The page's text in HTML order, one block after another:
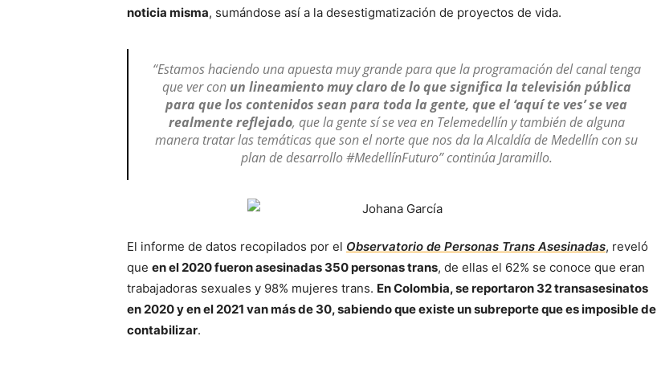
noticia misma, sumándose así a la desestigmatización de proyectos de vida.
“Estamos haciendo una apuesta muy grande para que la programación del canal tenga
que ver con un lineamiento muy claro de lo que significa la televisión pública
para que los contenidos sean para toda la gente, que el ‘aquí te ves’ se vea
realmente reflejado, que la gente sí se vea en Telemedellín y también de alguna
manera tratar las temáticas que son el norte que nos da la Alcaldía de Medellín con su
plan de desarrollo #MedellínFuturo” continúa Jaramillo.
El informe de datos recopilados por el Observatorio de Personas Trans Asesinadas, reveló
que en el 2020 fueron asesinadas 350 personas trans, de ellas el 62% se conoce que eran
trabajadoras sexuales y 98% mujeres trans. En Colombia, se reportaron 32 transasesinatos
en 2020 y en el 2021 van más de 30, sabiendo que existe un subreporte que es imposible de
contabilizar.